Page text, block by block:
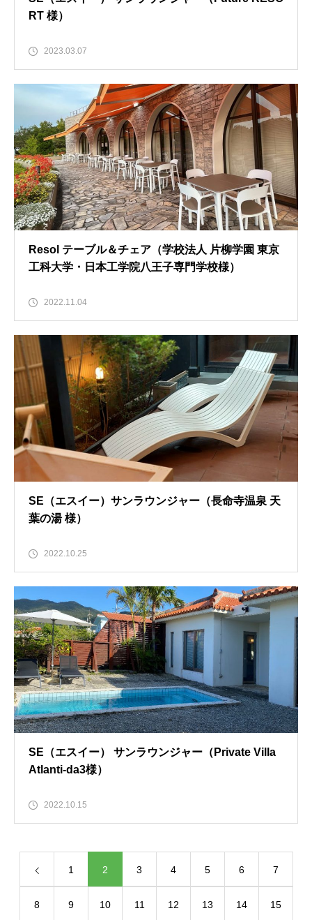
RT 様）
2023.03.07
Resol テーブル＆チェア（学校法人 片柳学園 東京
工科大学・日本工学院八王子専門学校様）
2022.11.04
SE（エスイー）サンラウンジャー（長命寺温泉 天
葉の湯 様）
2022.10.25
SE（エスイー） サンラウンジャー（Private Villa
Atlanti-da3様）
2022.10.15
1 2 3 4 5 6 7
8 9 10 11 12 13 14 15